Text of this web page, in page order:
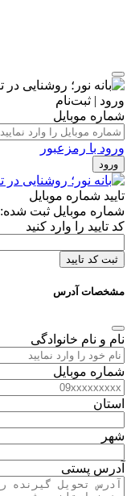
ورود | ثبت‌نام
شماره موبایل
ورود با رمزعبور
ورود
تایید شماره موبایل
شماره موبایل ثبت شده:
کد تایید را وارد کنید
ثبت کد تایید
مشخصات آدرس
نام و نام خانوادگی
شماره موبایل
استان
شهر
آدرس پستی